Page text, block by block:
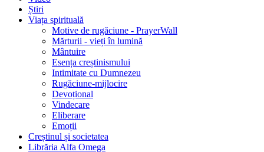
Știri
Viața spirituală
Motive de rugăciune - PrayerWall
Mărturii - vieți în lumină
Mântuire
Esența creștinismului
Intimitate cu Dumnezeu
Rugăciune-mijlocire
Devoțional
Vindecare
Eliberare
Emoții
Creștinul și societatea
Librăria Alfa Omega